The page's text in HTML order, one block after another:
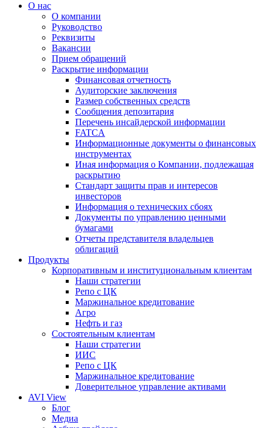
О нас
О компании
Руководство
Реквизиты
Вакансии
Прием обращений
Раскрытие информации
Финансовая отчетность
Аудиторские заключения
Размер собственных средств
Сообщения депозитария
Перечень инсайдерской информации
FATCA
Информационные документы о финансовых
инструментах
Иная информация о Компании, подлежащая
раскрытию
Стандарт защиты прав и интересов
инвесторов
Информация о технических сбоях
Документы по управлению ценными
бумагами
Отчеты представителя владельцев
облигаций
Продукты
Корпоративным и институциональным клиентам
Наши стратегии
Репо с ЦК
Маржинальное кредитование
Агро
Нефть и газ
Состоятельным клиентам
Наши стратегии
ИИС
Репо с ЦК
Маржинальное кредитование
Доверительное управление активами
AVI View
Блог
Медиа